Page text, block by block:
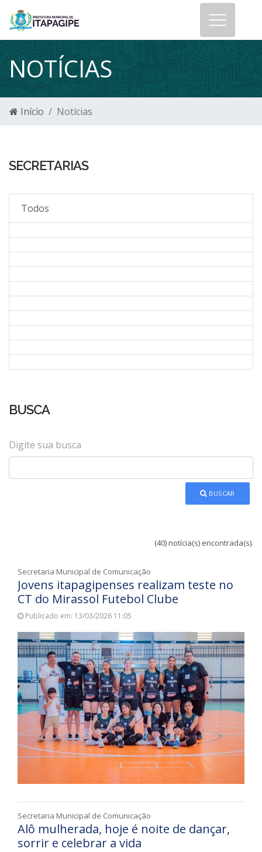
NOTÍCIAS
Início Notícias
SECRETARIAS
Todos
BUSCA
Digite sua busca
BUSCAR
(40) notícia(s) encontrada(s).
Secretaria Municipal de Comunicação
Jovens itapagipenses realizam teste no
CT do Mirassol Futebol Clube
Publicado em: 13/03/2026 11:05
Secretaria Municipal de Comunicação
Alô mulherada, hoje é noite de dançar,
sorrir e celebrar a vida